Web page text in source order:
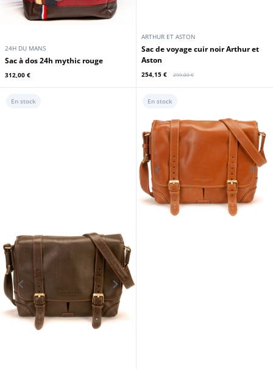
24H DU MANS
sac à dos 24h mythic rouge
312,00 €
En stock